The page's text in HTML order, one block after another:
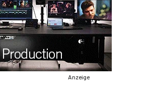
Anzeige